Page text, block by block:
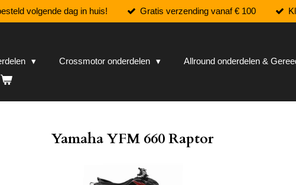
volgende dag in huis! Gratis verzending vanaf € 100
Crossmotor onderdelen Allround onderdelen &
Yamaha YFM 660 Raptor